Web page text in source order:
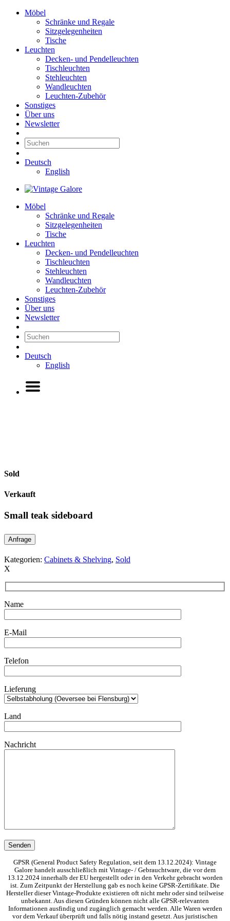
Möbel
Schränke und Regale
Sitzgelegenheiten
Tische
Leuchten
Decken- und Pendelleuchten
Tischleuchten
Stehleuchten
Wandleuchten
Leuchten-Zubehör
Sonstiges
Über uns
Newsletter
Deutsch
English
Möbel
Schränke und Regale
Sitzgelegenheiten
Tische
Leuchten
Decken- und Pendelleuchten
Tischleuchten
Stehleuchten
Wandleuchten
Leuchten-Zubehör
Sonstiges
Über uns
Newsletter
Deutsch
English
Sold
Verkauft
Small teak sideboard
Anfrage
Kategorien: Cabinets & Shelving, Sold
X
Name
E-Mail
Telefon
Lieferung
Land
Nachricht
GPSR (General Product Safety Regulation, seit dem 13.12.2024): Vintage
Galore handelt ausschließlich mit Vintage- / Gebrauchtware, die vor dem
13.12.2024 innerhalb der EU hergestellt oder in den Verkehr gebracht worden
ist. Zum Zeitpunkt der Herstellung gab es noch keine GPSR-Zertifikate. Die
Hersteller dieser Vintage-Produkte existieren oft nicht mehr oder sind teilweise
unbekannt. Aus diesen Gründen können nicht alle GPSR-relevanten
Informationen ausfindig und zugänglich gemacht werden. Alle Waren werden
vor dem Verkauf überprüft und falls nötig instand gesetzt. Aus juristischen